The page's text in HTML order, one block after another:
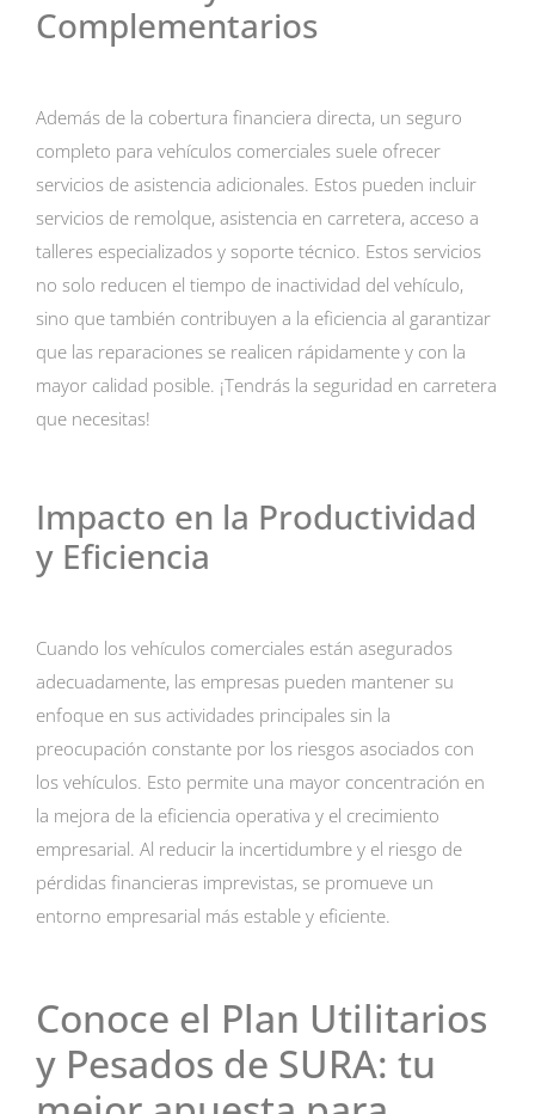
Complementarios
Además de la cobertura financiera directa, un seguro
completo para vehículos comerciales suele ofrecer
servicios de asistencia adicionales. Estos pueden incluir
servicios de remolque, asistencia en carretera, acceso a
talleres especializados y soporte técnico. Estos servicios
no solo reducen el tiempo de inactividad del vehículo,
sino que también contribuyen a la eficiencia al garantizar
que las reparaciones se realicen rápidamente y con la
mayor calidad posible. ¡Tendrás la seguridad en carretera
que necesitas!
Impacto en la Productividad
y Eficiencia
Cuando los vehículos comerciales están asegurados
adecuadamente, las empresas pueden mantener su
enfoque en sus actividades principales sin la
preocupación constante por los riesgos asociados con
los vehículos. Esto permite una mayor concentración en
la mejora de la eficiencia operativa y el crecimiento
empresarial. Al reducir la incertidumbre y el riesgo de
pérdidas financieras imprevistas, se promueve un
entorno empresarial más estable y eficiente.
Conoce el Plan Utilitarios
y Pesados de SURA: tu